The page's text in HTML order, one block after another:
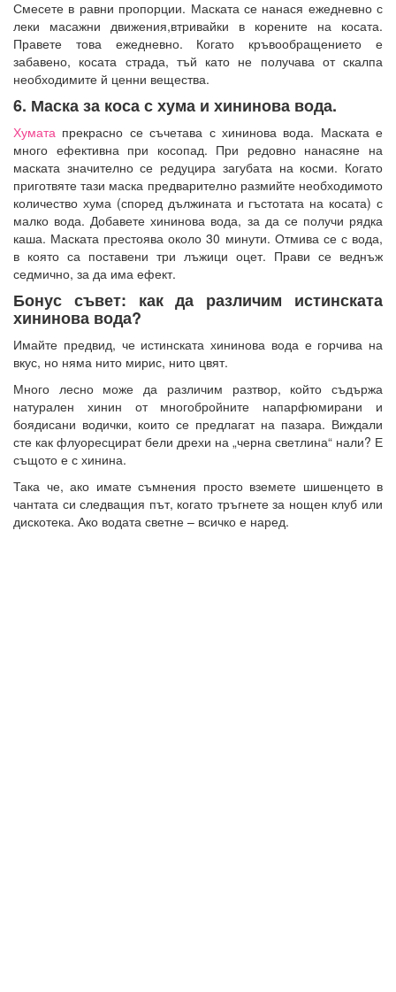
Смесете в равни пропорции. Маската се нанася ежедневно с
леки масажни движения,втривайки в корените на косата.
Правете това ежедневно. Когато кръвообращението е
забавено, косата страда, тъй като не получава от скалпа
необходимите й ценни вещества.
6. Маска за коса с хума и хининова вода.
Хумата прекрасно се съчетава с хининова вода. Маската е
много ефективна при косопад. При редовно нанасяне на
маската значително се редуцира загубата на косми. Когато
приготвяте тази маска предварително размийте необходимото
количество хума (според дължината и гъстотата на косата) с
малко вода. Добавете хининова вода, за да се получи рядка
каша. Маската престоява около 30 минути. Отмива се с вода,
в която са поставени три лъжици оцет. Прави се веднъж
седмично, за да има ефект.
Бонус съвет: как да различим истинската
хининова вода?
Имайте предвид, че истинската хининова вода е горчива на
вкус, но няма нито мирис, нито цвят.
Много лесно може да различим разтвор, който съдържа
натурален хинин от многобройните напарфюмирани и
боядисани водички, които се предлагат на пазара. Виждали
сте как флуоресцират бели дрехи на „черна светлина“ нали? Е
същото е с хинина.
Така че, ако имате съмнения просто вземете шишенцето в
чантата си следващия път, когато тръгнете за нощен клуб или
дискотека. Ако водата светне – всичко е наред.